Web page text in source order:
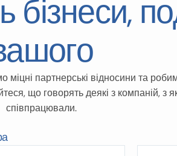
партнерські відносини та
що говорять деякі з компаній, з
співпрацювали.